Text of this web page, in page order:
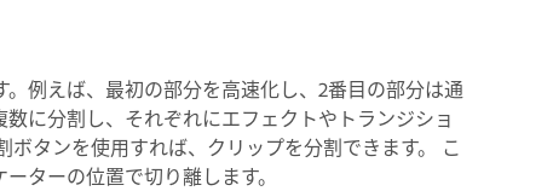
例えば、最初の部分を高速化し、2番目の部分は通
に分割し、それぞれにエフェクトやトランジショ
タンを使用すれば、クリップを分割できます。 こ
ターの位置で切り離します。